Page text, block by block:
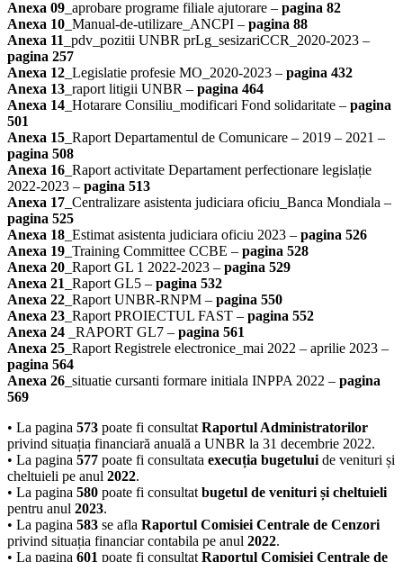
Anexa 09 _aprobare programe filiale ajutorare – pagina 82
Anexa 10 _Manual-de-utilizare_ANCPI – pagina 88
Anexa 11 _pdv_pozitii UNBR prLg_sesizariCCR_2020-2023 –
pagina 257
Anexa 12 _Legislatie profesie MO_2020-2023 – pagina 432
Anexa 13 _raport litigii UNBR – pagina 464
Anexa 14 _Hotarare Consiliu_modificari Fond solidaritate – pagina
501
Anexa 15 _Raport Departamentul de Comunicare – 2019 – 2021 –
pagina 508
Anexa 16 _Raport activitate Departament perfectionare legislație
2022-2023 – pagina 513
Anexa 17 _Centralizare asistenta judiciara oficiu_Banca Mondiala –
pagina 525
Anexa 18 _Estimat asistenta judiciara oficiu 2023 – pagina 526
Anexa 19 _Training Committee CCBE – pagina 528
Anexa 20 _Raport GL 1 2022-2023 – pagina 529
Anexa 21 _Raport GL5 – pagina 532
Anexa 22 _Raport UNBR-RNPM – pagina 550
Anexa 23 _Raport PROIECTUL FAST – pagina 552
Anexa 24 _RAPORT GL7 – pagina 561
Anexa 25 _Raport Registrele electronice_mai 2022 – aprilie 2023 –
pagina 564
Anexa 26 _situatie cursanti formare initiala INPPA 2022 – pagina
569
• La pagina 573 poate fi consultat Raportul Administratorilor
privind situația financiară anuală a UNBR la 31 decembrie 2022.
• La pagina 577 poate fi consultata execuția bugetului de venituri și
cheltuieli pe anul 2022.
• La pagina 580 poate fi consultat bugetul de venituri și cheltuieli
pentru anul 2023.
• La pagina 583 se afla Raportul Comisiei Centrale de Cenzori
privind situația financiar contabila pe anul 2022.
• La pagina 601 poate fi consultat Raportul Comisiei Centrale de